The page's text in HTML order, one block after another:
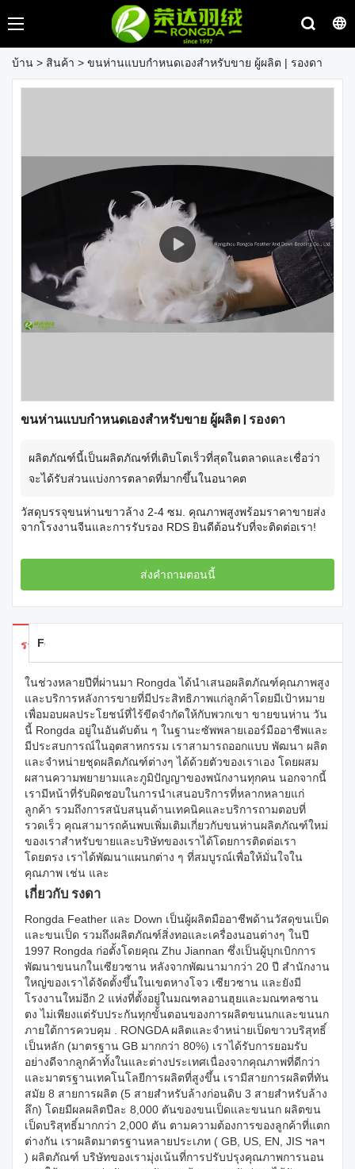
บ้าน > สินค้า > ขนห่านแบบกำหนดเองสำหรับขาย ผู้ผลิต | รองดา
ขนห่านแบบกำหนดเองสำหรับขาย ผู้ผลิต | รองดา
ผลิตภัณฑ์นี้เป็นผลิตภัณฑ์ที่เติบโตเร็วที่สุดในตลาดและเชื่อว่า
จะได้รับส่วนแบ่งการตลาดที่มากขึ้นในอนาคต
วัสดุบรรจุขนห่านขาวล้าง 2-4 ซม. คุณภาพสูงพร้อมราคาขายส่ง
จากโรงงานจีนและการรับรอง RDS ยินดีต้อนรับที่จะติดต่อเรา!
ส่งคำถามตอนนี้
รายละเอียดผลิตภัณฑ์
Feedback
ในช่วงหลายปีที่ผ่านมา Rongda ได้นำเสนอผลิตภัณฑ์คุณภาพสูง
และบริการหลังการขายที่มีประสิทธิภาพแก่ลูกค้าโดยมีเป้าหมาย
เพื่อมอบผลประโยชน์ที่ไร้ขีดจำกัดให้กับพวกเขา ขายขนห่าน วัน
นี้ Rongda อยู่ในอันดับต้น ๆ ในฐานะซัพพลายเออร์มืออาชีพและ
มีประสบการณ์ในอุตสาหกรรม เราสามารถออกแบบ พัฒนา ผลิต
และจำหน่ายชุดผลิตภัณฑ์ต่างๆ ได้ด้วยตัวของเราเอง โดยผสม
ผสานความพยายามและภูมิปัญญาของพนักงานทุกคน นอกจากนี้
เรามีหน้าที่รับผิดชอบในการนำเสนอบริการที่หลากหลายแก่
ลูกค้า รวมถึงการสนับสนุนด้านเทคนิคและบริการถามตอบที่
รวดเร็ว คุณสามารถค้นพบเพิ่มเติมเกี่ยวกับขนห่านผลิตภัณฑ์ใหม่
ของเราสำหรับขายและบริษัทของเราได้โดยการติดต่อเรา
โดยตรง เราได้พัฒนาแผนกต่าง ๆ ที่สมบูรณ์เพื่อให้มั่นใจใน
คุณภาพ เช่น และ
เกี่ยวกับ รงดา
Rongda Feather และ Down เป็นผู้ผลิตมืออาชีพด้านวัสดุขนเป็ด
และขนเป็ด รวมถึงผลิตภัณฑ์สิ่งทอและเครื่องนอนต่างๆ ในปี
1997 Rongda ก่อตั้งโดยคุณ Zhu Jiannan ซึ่งเป็นผู้บุกเบิกการ
พัฒนาขนนกในเซียวซาน หลังจากพัฒนามากว่า 20 ปี สำนักงาน
ใหญ่ของเราได้จัดตั้งขึ้นในเขตหางโจว เซียวซาน และยังมี
โรงงานใหม่อีก 2 แห่งที่ตั้งอยู่ในมณฑลอานฮุยและมณฑลซาน
ตง ไม่เพียงแต่รับประกันทุกขั้นตอนของการผลิตขนนกและขนนก
ภายใต้การควบคุม . RONGDA ผลิตและจำหน่ายเป็ดขาวบริสุทธิ์
เป็นหลัก (มาตรฐาน GB มากกว่า 80%) เราได้รับการยอมรับ
อย่างดีจากลูกค้าทั้งในและต่างประเทศเนื่องจากคุณภาพที่ดีกว่า
และมาตรฐานเทคโนโลยีการผลิตที่สูงขึ้น เรามีสายการผลิตที่ทัน
สมัย ​​8 สายการผลิต (5 สายสำหรับล้างก่อนดิบ 3 สายสำหรับล้าง
ลึก) โดยมีผลผลิตปีละ 8,000 ตันของขนเป็ดและขนนก ผลิตขน
เป็ดบริสุทธิ์มากกว่า 2,000 ตัน ตามความต้องการของลูกค้าที่แตก
ต่างกัน เราผลิตมาตรฐานหลายประเภท ( GB, US, EN, JIS ฯลฯ
) ผลิตภัณฑ์ บริษัทของเรามุ่งเน้นที่การปรับปรุงคุณภาพการนอน